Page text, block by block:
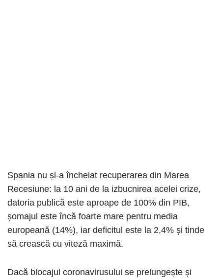
Spania nu și-a încheiat recuperarea din Marea
Recesiune: la 10 ani de la izbucnirea acelei crize,
datoria publică este aproape de 100% din PIB,
șomajul este încă foarte mare pentru media
europeană (14%), iar deficitul este la 2,4% și tinde
să crească cu viteză maximă.
Dacă blocajul coronavirusului se prelungește și